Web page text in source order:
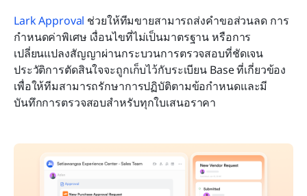
Lark Approval ช่วยให้ทีมขายสามารถส่งคำขอส่วนลด การ
กำหนดค่าพิเศษ เงื่อนไขที่ไม่เป็นมาตรฐาน หรือการ
เปลี่ยนแปลงสัญญาผ่านกระบวนการตรวจสอบที่ชัดเจน
ประวัติการตัดสินใจจะถูกเก็บไว้กับระเบียน Base ที่เกี่ยวข้อง
เพื่อให้ทีมสามารถรักษาการปฏิบัติตามข้อกำหนดและมี
บันทึกการตรวจสอบสำหรับทุกใบเสนอราคา